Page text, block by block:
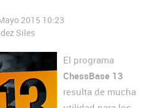
2015 10:23
Siles
El programa
ChessBase 13
resulta de mucha